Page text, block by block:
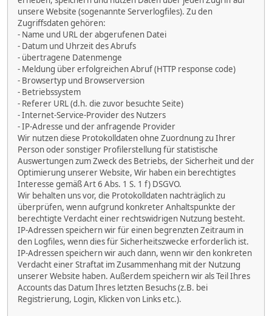
unsere Website (sogenannte Serverlogfiles). Zu den
Zugriffsdaten gehören:
- Name und URL der abgerufenen Datei
- Datum und Uhrzeit des Abrufs
- übertragene Datenmenge
- Meldung über erfolgreichen Abruf (HTTP response code)
- Browsertyp und Browserversion
- Betriebssystem
- Referer URL (d.h. die zuvor besuchte Seite)
- Internet-Service-Provider des Nutzers
- IP-Adresse und der anfragende Provider
Wir nutzen diese Protokolldaten ohne Zuordnung zu Ihrer
Person oder sonstiger Profilerstellung für statistische
Auswertungen zum Zweck des Betriebs, der Sicherheit und der
Optimierung unserer Website, Wir haben ein berechtigtes
Interesse gemäß Art 6 Abs. 1 S. 1 f) DSGVO.
Wir behalten uns vor, die Protokolldaten nachträglich zu
überprüfen, wenn aufgrund konkreter Anhaltspunkte der
berechtigte Verdacht einer rechtswidrigen Nutzung besteht.
IP-Adressen speichern wir für einen begrenzten Zeitraum in
den Logfiles, wenn dies für Sicherheitszwecke erforderlich ist.
IP-Adressen speichern wir auch dann, wenn wir den konkreten
Verdacht einer Straftat im Zusammenhang mit der Nutzung
unserer Website haben. Außerdem speichern wir als Teil Ihres
Accounts das Datum Ihres letzten Besuchs (z.B. bei
Registrierung, Login, Klicken von Links etc.).